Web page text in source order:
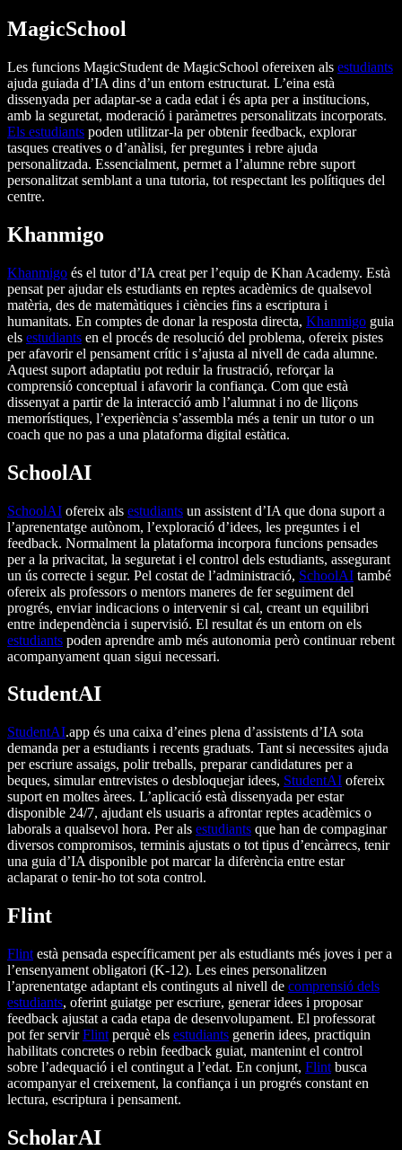
MagicSchool
Les funcions MagicStudent de MagicSchool ofereixen als estudiants
ajuda guiada d’IA dins d’un entorn estructurat. L’eina està
dissenyada per adaptar-se a cada edat i és apta per a institucions,
amb la seguretat, moderació i paràmetres personalitzats incorporats.
Els estudiants poden utilitzar-la per obtenir feedback, explorar
tasques creatives o d’anàlisi, fer preguntes i rebre ajuda
personalitzada. Essencialment, permet a l’alumne rebre suport
personalitzat semblant a una tutoria, tot respectant les polítiques del
centre.
Khanmigo
Khanmigo és el tutor d’IA creat per l’equip de Khan Academy. Està
pensat per ajudar els estudiants en reptes acadèmics de qualsevol
matèria, des de matemàtiques i ciències fins a escriptura i
humanitats. En comptes de donar la resposta directa, Khanmigo guia
els estudiants en el procés de resolució del problema, ofereix pistes
per afavorir el pensament crític i s’ajusta al nivell de cada alumne.
Aquest suport adaptatiu pot reduir la frustració, reforçar la
comprensió conceptual i afavorir la confiança. Com que està
dissenyat a partir de la interacció amb l’alumnat i no de lliçons
memorístiques, l’experiència s’assembla més a tenir un tutor o un
coach que no pas a una plataforma digital estàtica.
SchoolAI
SchoolAI ofereix als estudiants un assistent d’IA que dona suport a
l’aprenentatge autònom, l’exploració d’idees, les preguntes i el
feedback. Normalment la plataforma incorpora funcions pensades
per a la privacitat, la seguretat i el control dels estudiants, assegurant
un ús correcte i segur. Pel costat de l’administració, SchoolAI també
ofereix als professors o mentors maneres de fer seguiment del
progrés, enviar indicacions o intervenir si cal, creant un equilibri
entre independència i supervisió. El resultat és un entorn on els
estudiants poden aprendre amb més autonomia però continuar rebent
acompanyament quan sigui necessari.
StudentAI
StudentAI.app és una caixa d’eines plena d’assistents d’IA sota
demanda per a estudiants i recents graduats. Tant si necessites ajuda
per escriure assaigs, polir treballs, preparar candidatures per a
beques, simular entrevistes o desbloquejar idees, StudentAI ofereix
suport en moltes àrees. L’aplicació està dissenyada per estar
disponible 24/7, ajudant els usuaris a afrontar reptes acadèmics o
laborals a qualsevol hora. Per als estudiants que han de compaginar
diversos compromisos, terminis ajustats o tot tipus d’encàrrecs, tenir
una guia d’IA disponible pot marcar la diferència entre estar
aclaparat o tenir-ho tot sota control.
Flint
Flint està pensada específicament per als estudiants més joves i per a
l’ensenyament obligatori (K-12). Les eines personalitzen
l’aprenentatge adaptant els continguts al nivell de comprensió dels
estudiants, oferint guiatge per escriure, generar idees i proposar
feedback ajustat a cada etapa de desenvolupament. El professorat
pot fer servirFlint perquè els estudiants generin idees, practiquin
habilitats concretes o rebin feedback guiat, mantenint el control
sobre l’adequació i el contingut a l’edat. En conjunt, Flint busca
acompanyar el creixement, la confiança i un progrés constant en
lectura, escriptura i pensament.
ScholarAI